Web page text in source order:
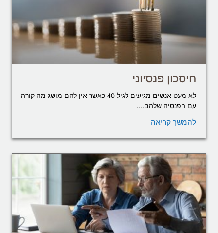
חיסכון פנסיוני
לא מעט אנשים מגיעים לגיל 40 כאשר אין להם מושג מה קורה
עם הפנסיה שלהם....
להמשך קריאה